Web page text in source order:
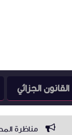
القانون الجزائي
سنة أولى